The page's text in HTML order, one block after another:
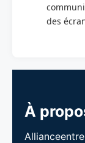
des
À